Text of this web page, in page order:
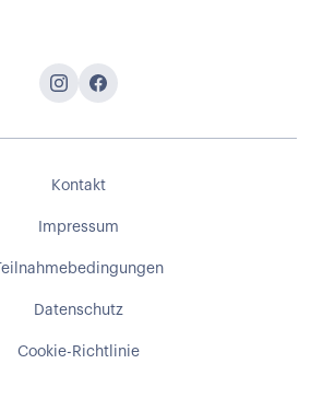
Kontakt
Impressum
Teilnahmebedingungen
Datenschutz
Cookie-Richtlinie